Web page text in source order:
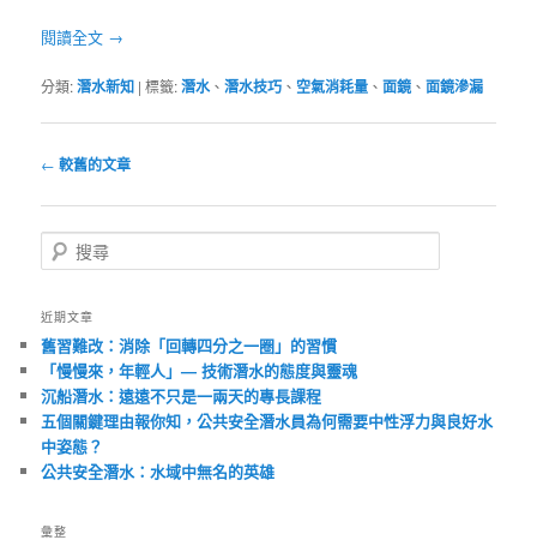
閱讀全文 →
分類:潛水新知 |標籤:潛水、潛水技巧 、 空氣消耗量 、面鏡 、面鏡滲漏
文
導
覽
← 較舊的文章
搜
尋
近期文章
舊習難改：消除「回轉四分之一圈」的習慣
「慢慢來，年輕人」— 技術潛水的態度與靈魂
沉船潛水：遠遠不只是一兩天的專長課程
五個關鍵理由報你知，公共安全潛水員為何需要中性浮力與良好水
中姿態？
公共安全潛水：水域中無名的英雄
彙整